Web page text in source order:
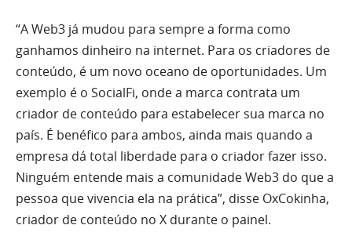
“A Web3 já mudou para sempre a forma como
ganhamos dinheiro na internet. Para os criadores de
conteúdo, é um novo oceano de oportunidades. Um
exemplo é o SocialFi, onde a marca contrata um
criador de conteúdo para estabelecer sua marca no
país. É benéfico para ambos, ainda mais quando a
empresa dá total liberdade para o criador fazer isso.
Ninguém entende mais a comunidade Web3 do que a
pessoa que vivencia ela na prática”, disse OxCokinha,
criador de conteúdo no X durante o painel.